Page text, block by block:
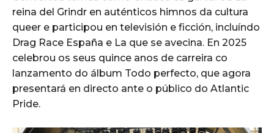
reina del Grindr en auténticos himnos da cultura
queer e participou en televisión e ficción, incluíndo
Drag Race España e La que se avecina. En 2025
celebrou os seus quince anos de carreira co
lanzamento do álbum Todo perfecto, que agora
presentará en directo ante o público do Atlantic
Pride.